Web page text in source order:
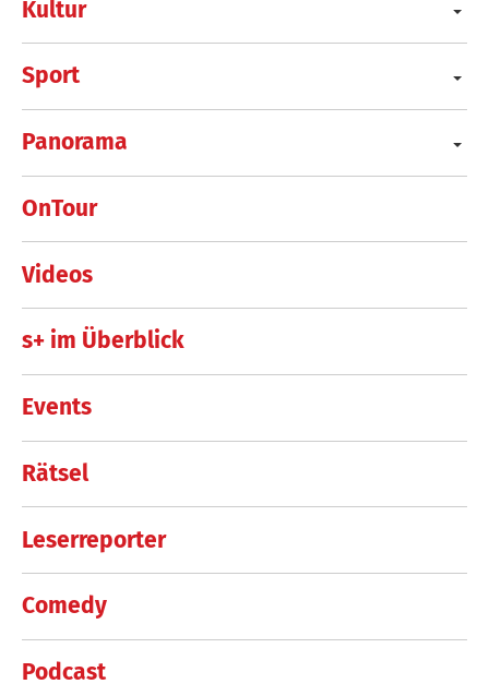
Kultur
Sport
Panorama
OnTour
Videos
s+ im Überblick
Events
Rätsel
Leserreporter
Comedy
Podcast